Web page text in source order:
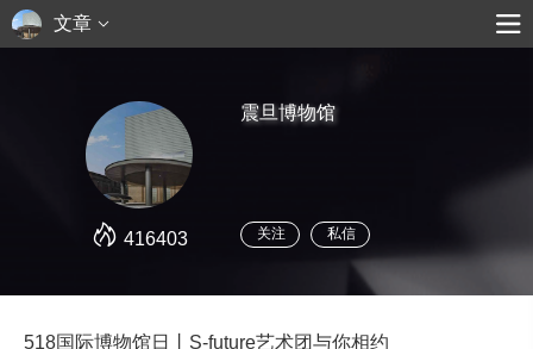
文章
416403
震旦博物馆
关注 私信
518国际博物馆日丨S-future艺术团与你相约